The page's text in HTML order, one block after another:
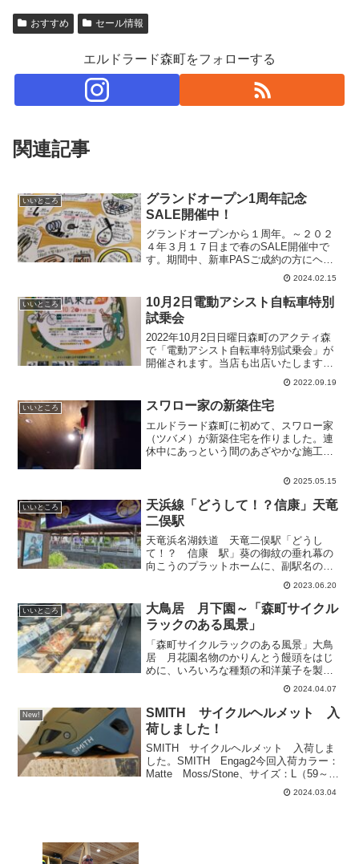
おすすめ セール情報
エルドラード森町をフォローする
関連記事
いいところ
グランドオープン1周年記念
SALE開催中！
グランドオープンから１周年。～２０２
４年３月１７日まで春のSALE開催中で
す。期間中、新車PASご成約の方にヘル
メットプレゼント！店頭在庫限り、自転
車用品SALE！（※一部対象外商品ありま
す。） 冬グローブもSALE！ぜひ、ご来
店お待ちして...
2024.02.15
いいところ
10月2日電動アシスト自転車特別
試乗会
2022年10月2日日曜日森町のアクティ森
で「電動アシスト自転車特別試乗会」が
開催されます。当店も出店いたします。
森町生まれのYAMAHA製、DAYTONA製
の電動アシスト自転車の試乗車が勢ぞろ
いします。おだやかな秋空の下、電動ア
シスト自転...
2022.09.19
いいところ スワロー家の新築住宅
エルドラード森町に初めて、スワロー家
（ツバメ）が新築住宅を作りました。連
休中にあっという間のあざやかな施工。
2025.05.15
いいところ
天浜線「どうして！？信康」天竜
二俣駅
天竜浜名湖鉄道 天竜二俣駅「どうし
て！？ 信康 駅」葵の御紋の垂れ幕の
向こうのプラットホームに、副駅名の看
板が立っています。改札口のすぐ横に
は、駅ピアノが置いてありました。多く
のお方が弾いていかれるとのことです。
ピアノと丸椅子の布カバーがな...
2023.06.20
いいところ
大鳥居 月下園～「森町サイクル
ラックのある風景」
「森町サイクルラックのある風景」大鳥
居 月花園名物のかりんとう饅頭をはじ
めに、いろいろな種類の和洋菓子を製造
販売されています。インスタの写真がい
つもすごく素敵でおすすめです。サイク
ルラックは、お店の北側に置いて頂いて
ます。かわせみ湖や春野町...
2024.04.07
New!
SMITH サイクルヘルメット 入
荷しました！
SMITH サイクルヘルメット 入荷しま
した。SMITH Engag2今回入荷カラー：
Matte Moss/Stone、サイズ：L（59～62
2024.03.04